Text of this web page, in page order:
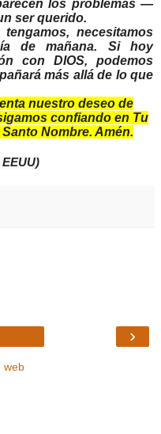
los problemas —
ser querido.
necesitamos
de mañana. Si hoy
con DIOS, podemos
más allá de lo que
nuestro deseo de
confiando en Tu
Nombre. Amén.
›
web